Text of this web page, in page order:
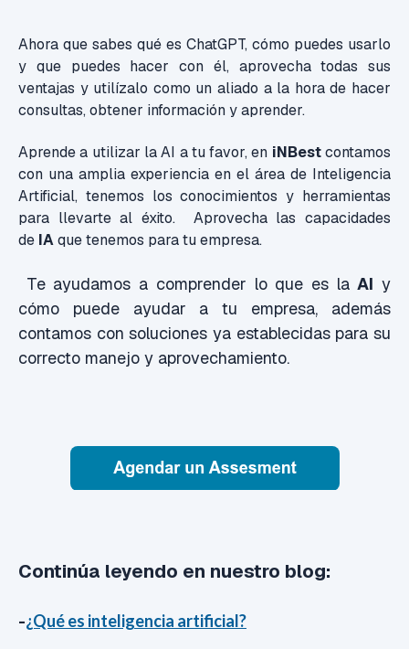
Ahora que sabes qué es ChatGPT, cómo puedes usarlo
y que puedes hacer con él, aprovecha todas sus
ventajas y utilízalo como un aliado a la hora de hacer
consultas, obtener información y aprender.
Aprende a utilizar la AI a tu favor, en iNBestcontamos
con una amplia experiencia en el área de Inteligencia
Artificial, tenemos los conocimientos y herramientas
para llevarte al éxito. Aprovecha las capacidades
de IAque tenemos para tu empresa.
Te ayudamos a comprender lo que es laAI y
cómo puede ayudar a tu empresa, además
contamos con soluciones ya establecidas para su
correcto manejo y aprovechamiento.
Continúa leyendo en nuestro blog:
-¿Qué es inteligencia artificial?